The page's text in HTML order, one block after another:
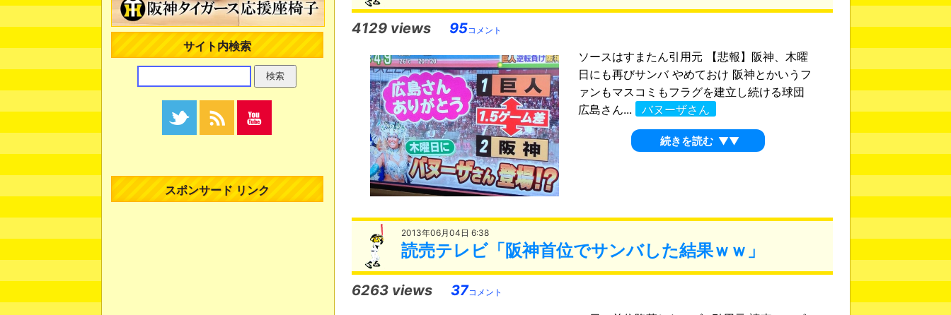
4129 views 95コメント
ソースはすまたん引用元 【悲報】阪神、木曜
日にも再びサンバ やめておけ 阪神とかいうフ
ァンもマスコミもフラグを建立し続ける球団
広島さん...
バヌーザさん
続きを読む ▼▼
2013年06月04日 6:38
読売テレビ「阪神首位でサンバした結果ｗｗ」
6263 views 37コメント
サイト内検索
スポンサード リンク